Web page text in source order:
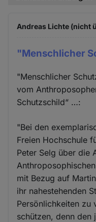
Andreas Lichte (nicht
"Menschlicher
"Menschlicher
vom
Schutzschild“ …:
"Bei den
Freien Hochschule
Peter Selg über die
mit Bezug auf
ihr nahestehenden
Persönlichkeiten zu
schützen, denn den